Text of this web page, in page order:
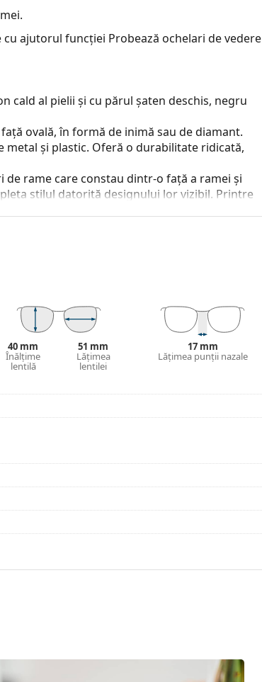
ajutorul funcției Probează ochelari de vedere
cald al pielii și cu părul șaten deschis, negru
ovală, în formă de inimă sau de diamant.
și plastic. Oferă o durabilitate ridicată,
rame care constau dintr-o față a ramei și
stilul datorită designului lor vizibil. Printre
rame este potrivit pentru toate lentilele,
designul acesteia pot varia.
ochelarilor. Este posibil ca unele modele să
a găsi mai multe modele sau consultăghidul
de utilizare.
40 mm
Înălțime
lentilă
51 mm
Lățimea
lentilei
17 mm
Lățimea punții nazale